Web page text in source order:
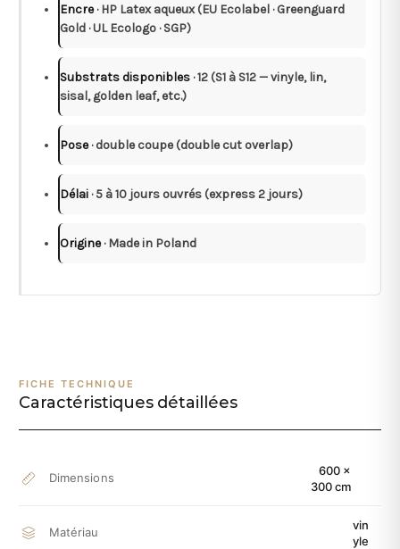
Encre· HP Latex aqueux (EU Ecolabel · Greenguard
Gold · UL Ecologo · SGP)
Substrats disponibles · 12 (S1 à S12 — vinyle, lin,
sisal, golden leaf, etc.)
Pose· double coupe (double cut overlap)
Délai · 5 à 10 jours ouvrés (express 2 jours)
Origine· Made in Poland
FICHE TECHNIQUE
Caractéristiques détaillées
Dimensions
600 ×
300 cm
Matériau
vin
yle